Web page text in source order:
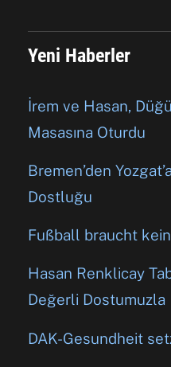
Yeni Haberler
İrem ve Hasan,
Masasına Oturdu
Bremen’den
Dostluğu
Fußball braucht
Hasan Renklicay
Değerli Dostumuzla
DAK-Gesundheit